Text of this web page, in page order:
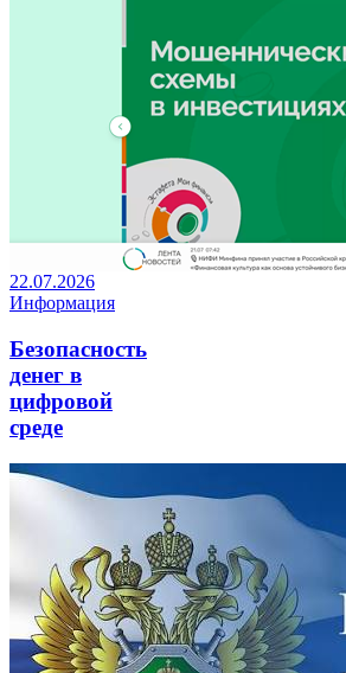
22.07.2026
Информация
Безопасность
денег в
цифровой
среде